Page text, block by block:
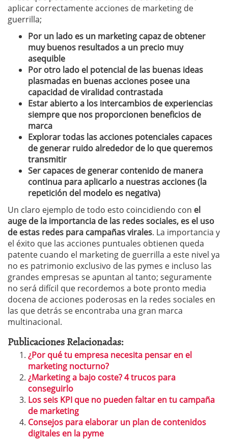
aplicar correctamente acciones de marketing de
guerrilla;
Por un lado es un marketing capaz de obtener
muy buenos resultados a un precio muy
asequible
Por otro lado el potencial de las buenas ideas
plasmadas en buenas acciones posee una
capacidad de viralidad contrastada
Estar abierto a los intercambios de experiencias
siempre que nos proporcionen beneficios de
marca
Explorar todas las acciones potenciales capaces
de generar ruido alrededor de lo que queremos
transmitir
Ser capaces de generar contenido de manera
continua para aplicarlo a nuestras acciones (la
repetición del modelo es negativa)
Un claro ejemplo de todo esto coincidiendo con el
auge de la importancia de las redes sociales, es el uso
de estas redes para campañas virales. La importancia y
el éxito que las acciones puntuales obtienen queda
patente cuando el marketing de guerrilla a este nivel ya
no es patrimonio exclusivo de las pymes e incluso las
grandes empresas se apuntan al tanto; seguramente
no será difícil que recordemos a bote pronto media
docena de acciones poderosas en la redes sociales en
las que detrás se encontraba una gran marca
multinacional.
Publicaciones Relacionadas:
¿Por qué tu empresa necesita pensar en el
marketing nocturno?
¿Marketing a bajo coste? 4 trucos para
conseguirlo
Los seis KPI que no pueden faltar en tu campaña
de marketing
Consejos para elaborar un plan de contenidos
digitales en la pyme